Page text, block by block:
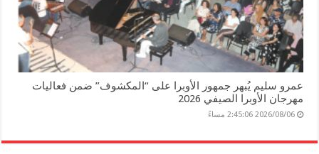
عمرو سليم يُبهر جمهور الأوبرا على “المكشوف” ضمن فعاليات
مهرجان الأوبرا الصيفي 2026
2026/08/06 2:45:06 مساءً